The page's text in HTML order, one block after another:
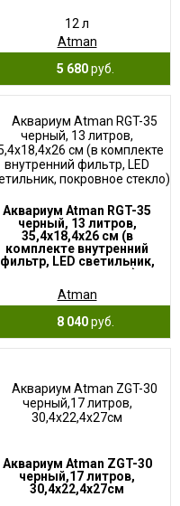
12 л
Atman
5 680руб.
Аквариум Atman RGT-35
черный, 13 литров,
35,4х18,4х26 см (в
комплекте внутренний
фильтр, LED светильник,
покровное стекло)
Atman
8 040руб.
Аквариум Atman ZGT-30
черный,17 литров,
30,4х22,4х27см